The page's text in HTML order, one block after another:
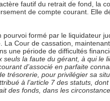
fautif du retrait de fond, la
de compte courant. Elle
pourvoi formé par le liquidateur
La Cour de cassation,
une période de difficultés
la faute du gérant, à qui le
d’associé en parfaite
trésorerie, pour privilégier sa
à l’article 7 des statuts,
des fonds, dans les